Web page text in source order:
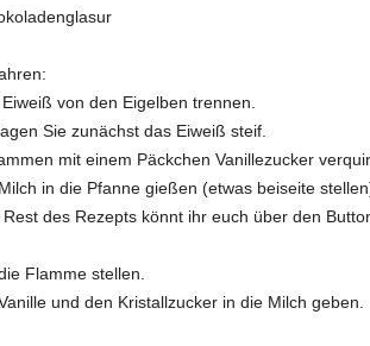
von den Eigelben trennen.
Sie zunächst das Eiweiß steif.
mit einem Päckchen Vanillezucker
in die Pfanne gießen (etwas beiseite
Rest des Rezepts könnt ihr euch über den
Flamme stellen.
und den Kristallzucker in die Milch geben.